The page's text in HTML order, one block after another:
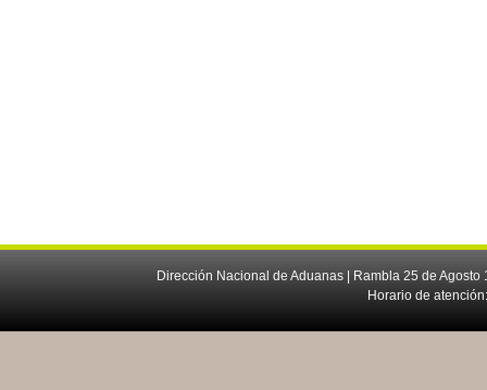
Dirección Nacional de Aduanas | Rambla 25 de
Horario de